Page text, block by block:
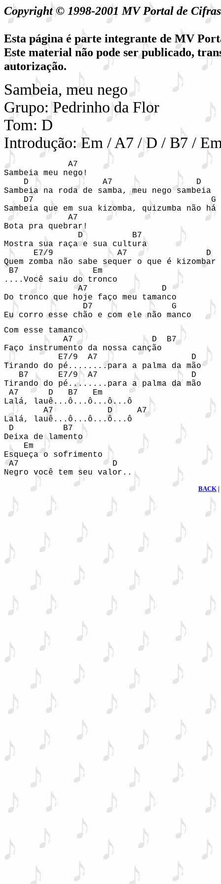
Copyright © 1998-2001 MV Portal de
Esta página é parte integrante de MV
Este material não pode ser publicado,
autorização.
Sambeia, meu nego
Grupo: Pedrinho da Flor
Tom: D
Introdução: Em / A7 / D / B7 /
             A7
Sambeia meu nego!
    D               A7                 D
Sambeia na roda de samba, meu nego
    D7                                    G
Sambeia que em sua kizomba, quizumba
             A7
Bota pra quebrar!
               D          B7
Mostra sua raça e sua cultura
      E7/9             A7                D
Quem zomba não sabe sequer o que é
B7               Em
....Você saiu do tronco
               A7               D
Do tronco que hoje faço meu tamanco
                D7                G
Eu corro esse chão e com ele não manco
Com esse tamanco
            A7                D  B7
Faço instrumento da nossa canção
           E7/9  A7                   D
Tirando do pé........para a palma da mão
   B7      E7/9  A7                   D
Tirando do pé........para a palma da mão
A7      D   B7   Em
Lalá, lauê...ô...ô...ô...ô
        A7           D     A7
Lalá, lauê...ô...ô...ô...ô
D          B7
Deixa de lamento
    Em
Esqueça o sofrimento
A7                   D
Negro você tem seu valor..
BACK |